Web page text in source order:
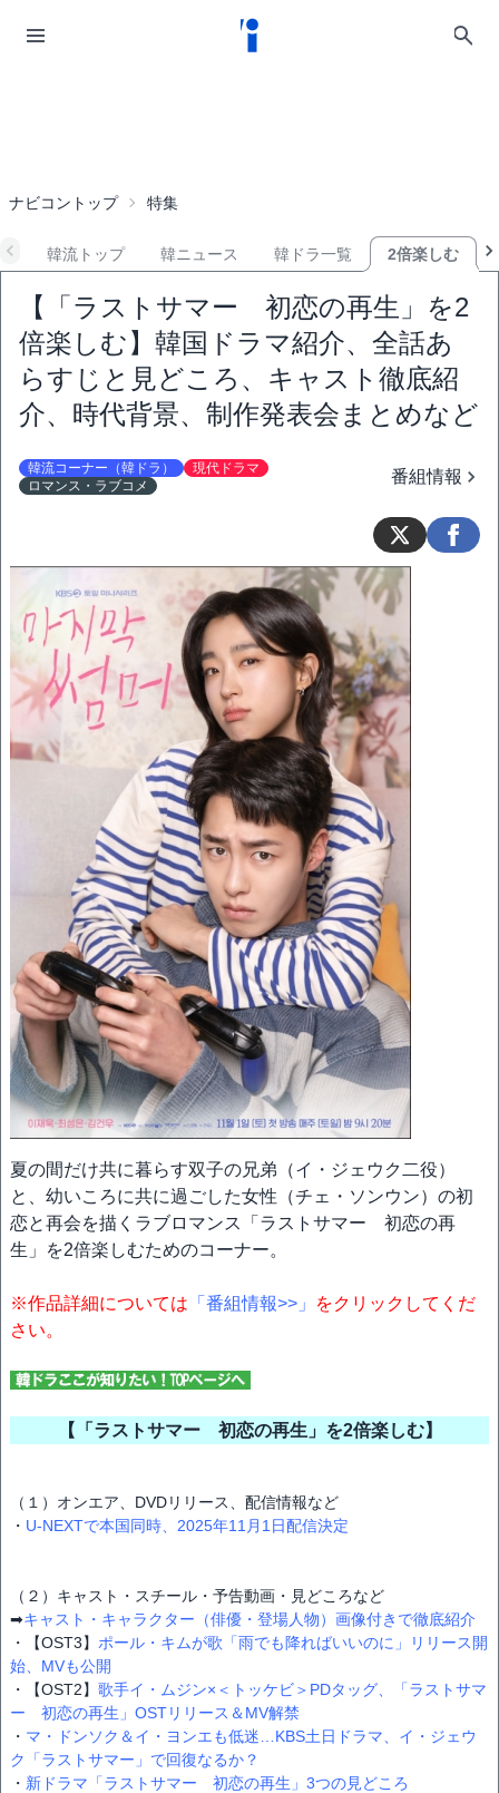
ナビコントップ 特集
韓流トップ 韓ニュース 韓ドラ一覧 2倍楽しむ
【「ラストサマー 初恋の再生」を2
倍楽しむ】韓国ドラマ紹介、全話あ
らすじと見どころ、キャスト徹底紹
介、時代背景、制作発表会まとめなど
韓流コーナー（韓ドラ）
現代ドラマ
ロマンス・ラブコメ
番組情報
夏の間だけ共に暮らす双子の兄弟（イ・ジェウク二役）
と、幼いころに共に過ごした女性（チェ・ソンウン）の初
恋と再会を描くラブロマンス「ラストサマー 初恋の再
生」を2倍楽しむためのコーナー。
※作品詳細については 「番組情報>>」
をクリックしてくだ
さい。
【「ラストサマー 初恋の再生」を2倍楽しむ】
（１）オンエア、DVDリリース、配信情報など
・ U-NEXTで本国同時、2025年11月1日配信決定
（２）キャスト・スチール・予告動画・見どころなど
➡キャスト・キャラクター（俳優・登場人物）画像付きで徹底紹介
・【OST3】 ポール・キムが歌「雨でも降ればいいのに」リリース開
始、MVも公開
・【OST2】 歌手イ・ムジン×＜トッケビ＞PDタッグ、「ラストサマ
ー 初恋の再生」OSTリリース＆MV解禁
・ マ・ドンソク＆イ・ヨンエも低迷…KBS土日ドラマ、イ・ジェウ
ク「ラストサマー」で回復なるか？
・ 新ドラマ「ラストサマー 初恋の再生」3つの見どころ